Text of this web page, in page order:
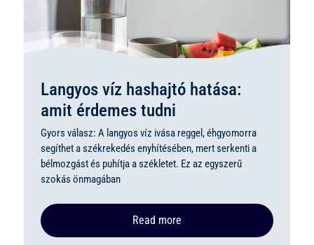
Langyos víz hashajtó hatása:
amit érdemes tudni
Gyors válasz: A langyos víz ivása reggel, éhgyomorra
segíthet a székrekedés enyhítésében, mert serkenti a
bélmozgást és puhítja a székletet. Ez az egyszerű
szokás önmagában
Read more